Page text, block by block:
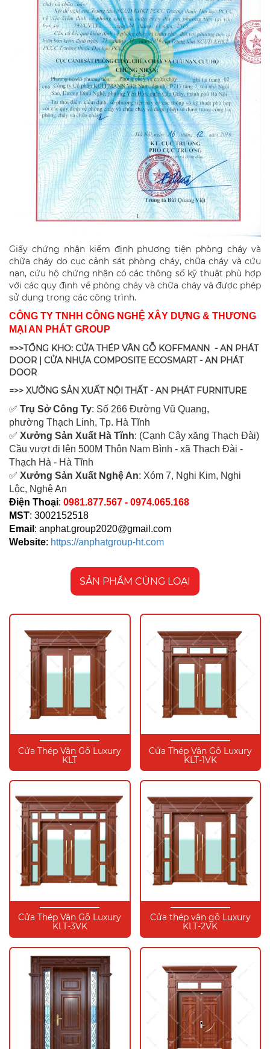
Giấy chứng nhận kiểm định phương tiện phòng cháy và
chữa cháy do cục cảnh sát phòng cháy, chữa cháy và cứu
nạn, cứu hộ chứng nhận có các thông số kỹ thuật phù hợp
với các quy định về phòng cháy và chữa cháy và được phép
sử dụng trong các công trình.
CÔNG TY TNHH CÔNG NGHỆ XÂY DỰNG & THƯƠNG
MẠI AN PHÁT GROUP
=>>TỔNG KHO: CỬA THÉP VÂN GỖ KOFFMANN - AN PHÁT
DOOR | CỬA NHỰA COMPOSITE ECOSMART - AN PHÁT
DOOR
=>> XƯỞNG SẢN XUẤT NỘI THẤT - AN PHÁT FURNITURE
✅ Trụ Sở Công Ty: Số 266 Đường Vũ Quang,
phường Thạch Linh, Tp. Hà Tĩnh
✅ Xưởng Sản Xuất Hà Tĩnh: (Cạnh Cây xăng Thạch Đài)
Cầu vượt đi lên 500M Thôn Nam Bình - xã Thạch Đài -
Thạch Hà - Hà Tĩnh
✅ Xưởng Sản Xuất Nghệ An: Xóm 7, Nghi Kim, Nghi
Lộc, Nghệ An
Điện Thoại: 0981.877.567 - 0974.065.168
MST: 3002152518
Email : anphat.group2020@gmail.com
Website: https://anphatgroup-ht.com
SẢN PHẨM CÙNG LOẠI
Cửa Thép Vân Gỗ Luxury
KLT
Cửa Thép Vân Gỗ Luxury
KLT-1VK
Cửa Thép Vân Gỗ Luxury
KLT-3VK
Cửa thép vân gỗ Luxury
KLT-2VK